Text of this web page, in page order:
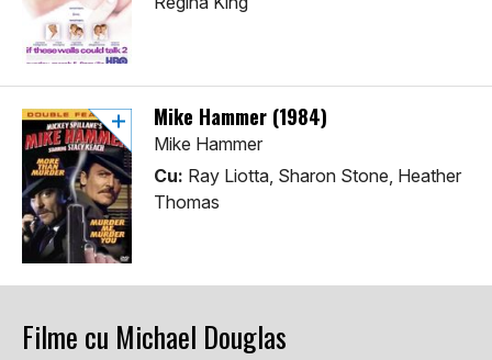
Mike Hammer (1984)
Mike Hammer
Cu: Ray Liotta, Sharon Stone, Heather
Thomas
Filme cu Michael Douglas